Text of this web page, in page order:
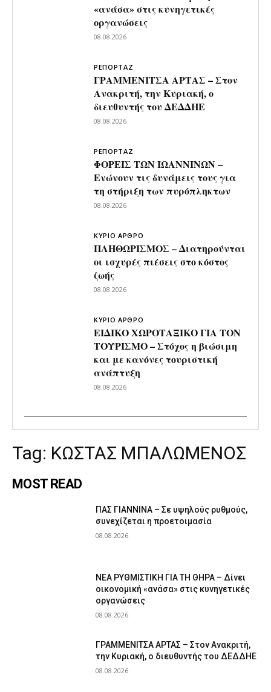
«ανάσα» στις κυνηγετικές
οργανώσεις
08.08.2026
ΡΕΠΟΡΤΑΖ
ΓΡΑΜΜΕΝΙΤΣΑ ΑΡΤΑΣ – Στον
Ανακριτή, την Κυριακή, ο
διευθυντής του ΔΕΔΔΗΕ
08.08.2026
ΡΕΠΟΡΤΑΖ
ΦΟΡΕΙΣ ΤΩΝ ΙΩΑΝΝΙΝΩΝ –
Ενώνουν τις δυνάμεις τους για
τη στήριξη των πυρόπληκτων
08.08.2026
ΚΥΡΙΟ ΑΡΘΡΟ
ΠΛΗΘΩΡΙΣΜΟΣ – Διατηρούνται
οι ισχυρές πιέσεις στο κόστος
ζωής
08.08.2026
ΚΥΡΙΟ ΑΡΘΡΟ
ΕΙΔΙΚΟ ΧΩΡΟΤΑΞΙΚΟ ΓΙΑ ΤΟΝ
ΤΟΥΡΙΣΜΟ – Στόχος η βιώσιμη
και με κανόνες τουριστική
ανάπτυξη
08.08.2026
Tag: ΚΩΣΤΑΣ ΜΠΑΛΩΜΕΝΟΣ
MOST READ
ΠΑΣ ΓΙΑΝΝΙΝΑ – Σε υψηλούς ρυθμούς,
συνεχίζεται η προετοιμασία
08.08.2026
ΝΕΑ ΡΥΘΜΙΣΤΙΚΗ ΓΙΑ ΤΗ ΘΗΡΑ – Δίνει
οικονομική «ανάσα» στις κυνηγετικές
οργανώσεις
08.08.2026
ΓΡΑΜΜΕΝΙΤΣΑ ΑΡΤΑΣ – Στον Ανακριτή,
την Κυριακή, ο διευθυντής του ΔΕΔΔΗΕ
08.08.2026